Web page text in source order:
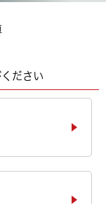
ださい